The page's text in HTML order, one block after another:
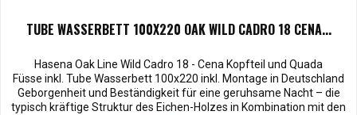
TUBE WASSERBETT 100X220 OAK WILD CADRO 18 CENA...
Hasena Oak Line Wild Cadro 18 - Cena Kopfteil und Quada
Füsse inkl. Tube Wasserbett 100x220 inkl. Montage in Deutschland
Geborgenheit und Beständigkeit für eine geruhsame Nacht – die
typisch kräftige Struktur des Eichen-Holzes in Kombination mit den